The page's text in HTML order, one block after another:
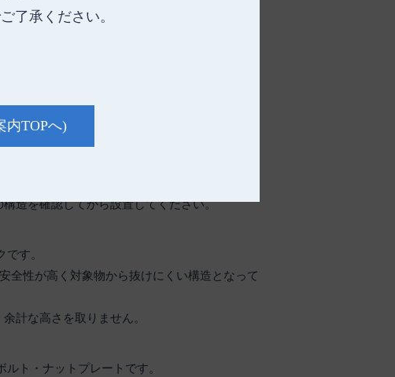
了承ください。
内TOPへ)
ています。
造を確認してから設置してください。
す。
全性が高く対象物から抜けにくい構造となって
計な高さを取りません。
ト・ナットプレートです。